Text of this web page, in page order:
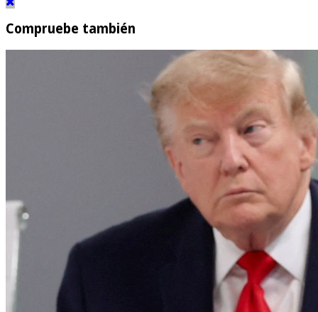
Compruebe también